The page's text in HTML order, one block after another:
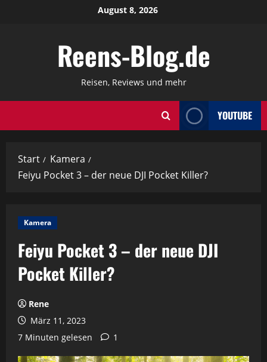
August 8, 2026
Reens-Blog.de
Reisen, Reviews und mehr
YOUTUBE
Start
Kamera
Feiyu Pocket 3 – der neue DJI Pocket Killer?
Kamera
Feiyu Pocket 3 – der neue DJI
Pocket Killer?
Rene
März 11, 2023
7 Minuten gelesen
1